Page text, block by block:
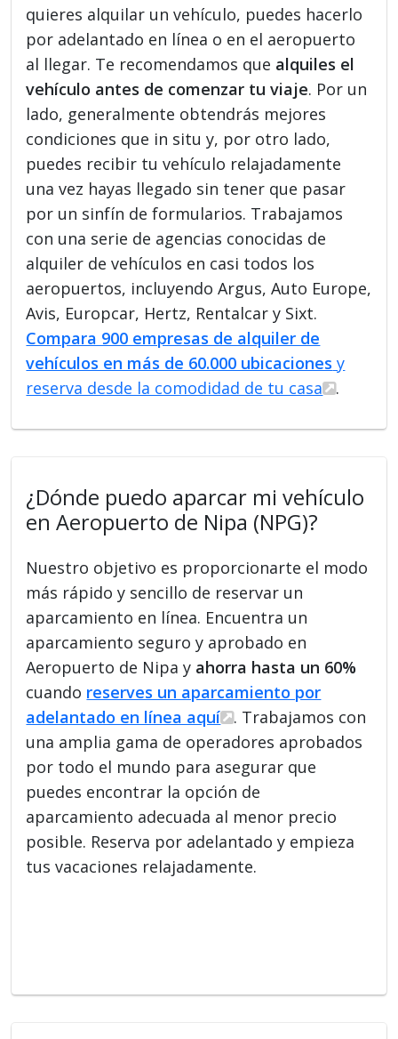
quieres alquilar un vehículo, puedes hacerlo
por adelantado en línea o en el aeropuerto
al llegar. Te recomendamos que alquiles el
vehículo antes de comenzar tu viaje. Por un
lado, generalmente obtendrás mejores
condiciones que in situ y, por otro lado,
puedes recibir tu vehículo relajadamente
una vez hayas llegado sin tener que pasar
por un sinfín de formularios. Trabajamos
con una serie de agencias conocidas de
alquiler de vehículos en casi todos los
aeropuertos, incluyendo Argus, Auto Europe,
Avis, Europcar, Hertz, Rentalcar y Sixt.
Compara 900 empresas de alquiler de
vehículos en más de 60.000 ubicaciones y
reserva desde la comodidad de tu casa
.
¿Dónde puedo aparcar mi vehículo
en Aeropuerto de Nipa (NPG)?
Nuestro objetivo es proporcionarte el modo
más rápido y sencillo de reservar un
aparcamiento en línea. Encuentra un
aparcamiento seguro y aprobado en
Aeropuerto de Nipa y ahorra hasta un 60%
cuando reserves un aparcamiento por
adelantado en línea aquí
. Trabajamos con
una amplia gama de operadores aprobados
por todo el mundo para asegurar que
puedes encontrar la opción de
aparcamiento adecuada al menor precio
posible. Reserva por adelantado y empieza
tus vacaciones relajadamente.